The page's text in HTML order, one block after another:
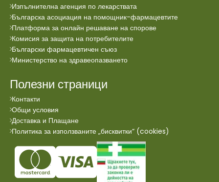
Изпълнителна агенция по лекарствата
Българска асоциация на помощник-фармацевтите
Платформа за онлайн решаване на спорове
Комисия за защита на потребителите
Български фармацевтичен съюз
Министерство на здравеопазването
Полезни страници
Контакти
Общи условия
Доставка и Плащане
Политика за използваните „бисквитки“ (cookies)